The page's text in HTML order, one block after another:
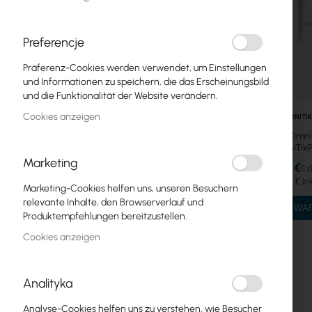
Metal, Groove, Netbox
OmniTik
SXT
LTE-Produkte
IoT/LoRA Produkte
RouterBOARD platforms
Power supplies, Hot Swap
RTB-
Mikrotik
112,84 €
91,74 €
IN DEN
Preferencje
Präferenz-Cookies werden verwendet, um Einstellungen
und Informationen zu speichern, die das Erscheinungsbild
und die Funktionalität der Website verändern.
Cookies anzeigen
Marketing
Marketing-Cookies helfen uns, unseren Besuchern
relevante Inhalte, den Browserverlauf und
Produktempfehlungen bereitzustellen.
Cookies anzeigen
Analityka
Analyse-Cookies helfen uns zu verstehen, wie Besucher